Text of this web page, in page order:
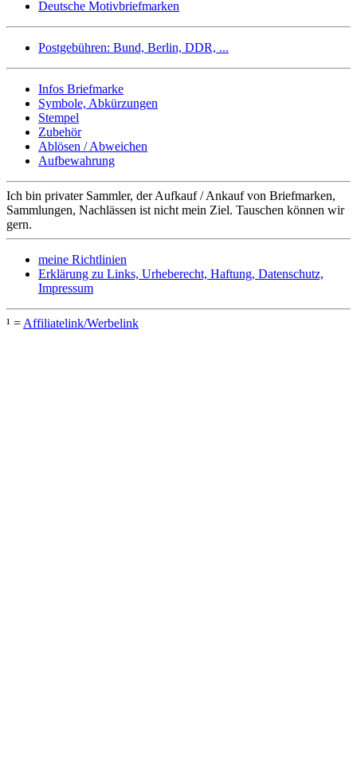
Deutsche Motivbriefmarken
Postgebühren: Bund, Berlin, DDR, ...
Infos Briefmarke
Symbole, Abkürzungen
Stempel
Zubehör
Ablösen / Abweichen
Aufbewahrung
Ich bin privater Sammler, der Aufkauf / Ankauf von Briefmarken,
Sammlungen, Nachlässen ist nicht mein Ziel. Tauschen können wir
gern.
meine Richtlinien
Erklärung zu Links, Urheberecht, Haftung, Datenschutz,
Impressum
¹ = Affiliatelink/Werbelink